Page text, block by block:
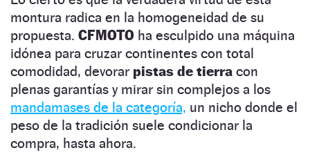
montura radica en la homogeneidad de su
propuesta. CFMOTO ha esculpido una máquina
idónea para cruzar continentes con total
comodidad, devorar pistas de tierra con
plenas garantías y mirar sin complejos a los
mandamases de la categoría, un nicho donde el
peso de la tradición suele condicionar la
compra, hasta ahora.